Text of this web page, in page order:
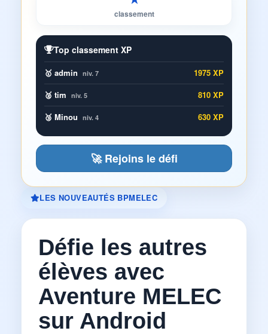
classement
Top classement XP
🥇 admin niv. 7
1975 XP
🥈 tim niv. 5
810 XP
🥉 Minou niv. 4 630 XP
🚀 Rejoins le défi
LES NOUVEAUTÉS BPMELEC
Défie les autres
élèves avec
Aventure MELEC
sur Android